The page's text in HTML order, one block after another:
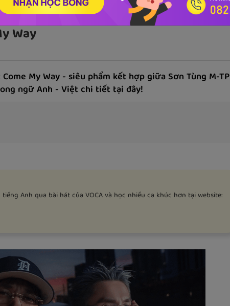
Way
My Way - siêu phẩm kết hợp giữa Sơn Tùng M-TP
ngữ Anh - Việt chi tiết tại đây!
Anh qua bài hát của VOCA và học nhiều ca khúc hơn tại website: